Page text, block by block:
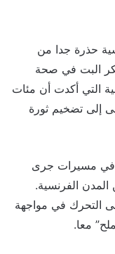
حذرة جدا من
البت في صحة
التي أكدت أن مئات
إلى تضخيم ثورة
في مسيرات جرى
الفرنسية.
التحرك في مواجهة
معا.